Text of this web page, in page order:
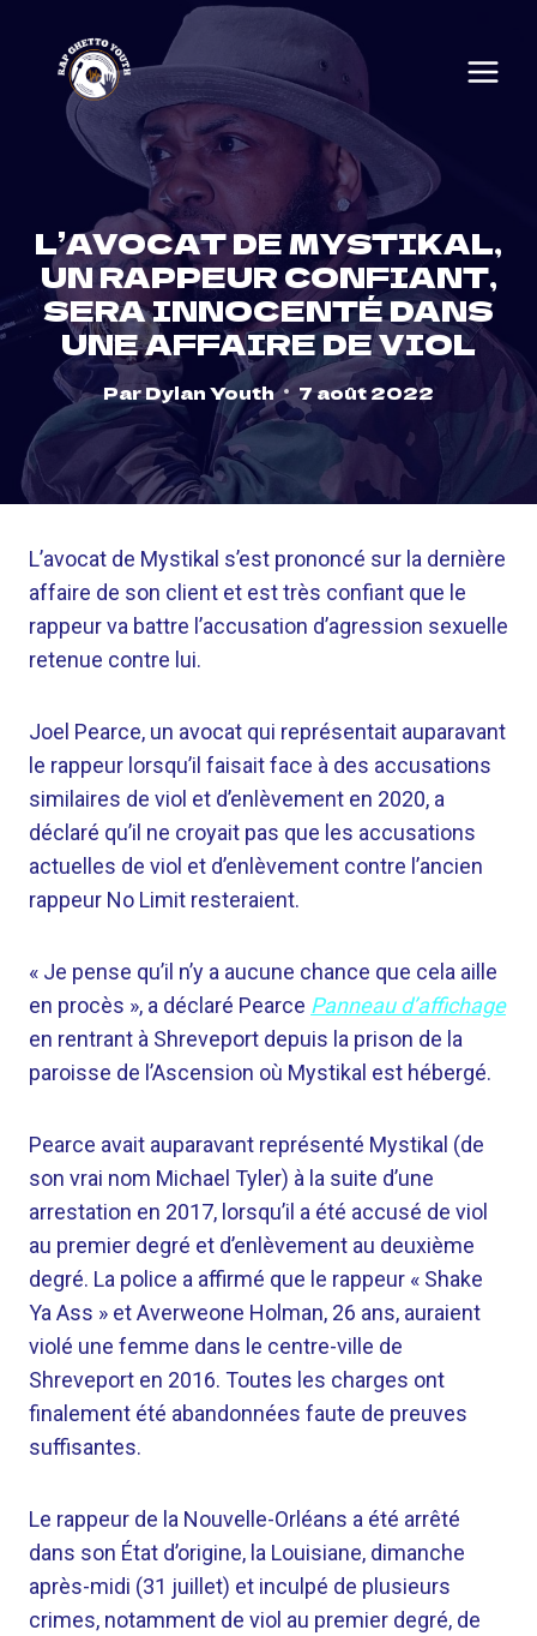
content
L’AVOCAT DE MYSTIKAL,
UN RAPPEUR CONFIANT,
SERA INNOCENTÉ DANS
UNE AFFAIRE DE VIOL
ParDylan Youth 7 août 2022
L’avocat de Mystikal s’est prononcé sur la dernière
affaire de son client et est très confiant que le
rappeur va battre l’accusation d’agression sexuelle
retenue contre lui.
Joel Pearce, un avocat qui représentait auparavant
le rappeur lorsqu’il faisait face à des accusations
similaires de viol et d’enlèvement en 2020, a
déclaré qu’il ne croyait pas que les accusations
actuelles de viol et d’enlèvement contre l’ancien
rappeur No Limit resteraient.
« Je pense qu’il n’y a aucune chance que cela aille
en procès », a déclaré Pearce Panneau d’affichage
en rentrant à Shreveport depuis la prison de la
paroisse de l’Ascension où Mystikal est hébergé.
Pearce avait auparavant représenté Mystikal (de
son vrai nom Michael Tyler) à la suite d’une
arrestation en 2017, lorsqu’il a été accusé de viol
au premier degré et d’enlèvement au deuxième
degré. La police a affirmé que le rappeur « Shake
Ya Ass » et Averweone Holman, 26 ans, auraient
violé une femme dans le centre-ville de
Shreveport en 2016. Toutes les charges ont
finalement été abandonnées faute de preuves
suffisantes.
Le rappeur de la Nouvelle-Orléans a été arrêté
dans son État d’origine, la Louisiane, dimanche
après-midi (31 juillet) et inculpé de plusieurs
crimes, notamment de viol au premier degré, de